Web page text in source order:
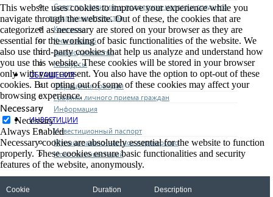
Совет по развитию и поддержке малого и среднего
предпринимательства
Контакты
Книга жалоб
Законодательство
Конкурсы
ОБРАЩЕНИЯ
Обращения граждан
Графики личного приема граждан
Информация
ИНВЕСТИЦИИ
Инвестиционный паспорт
Муниципально-частное партнерство
Новости инвестиций
This website uses cookies to improve your experience while you
navigate through the website. Out of these, the cookies that are
categorized as necessary are stored on your browser as they are
essential for the working of basic functionalities of the website. We
also use third-party cookies that help us analyze and understand how
you use this website. These cookies will be stored in your browser
only with your consent. You also have the option to opt-out of these
cookies. But opting out of some of these cookies may affect your
browsing experience.
Necessary
Necessary
Always Enabled
Necessary cookies are absolutely essential for the website to function
properly. These cookies ensure basic functionalities and security
features of the website, anonymously.
Cookie Duration Description